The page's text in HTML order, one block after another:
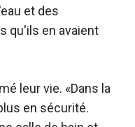
et des
qu'ils en avaient
leur vie. «Dans la
en sécurité.